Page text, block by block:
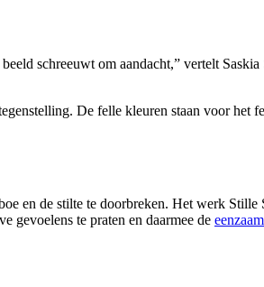
schreeuwt om aandacht,” vertelt
De felle kleuren staan voor het
en de stilte te doorbreken. Het werk
gevoelens te praten en daarmee de